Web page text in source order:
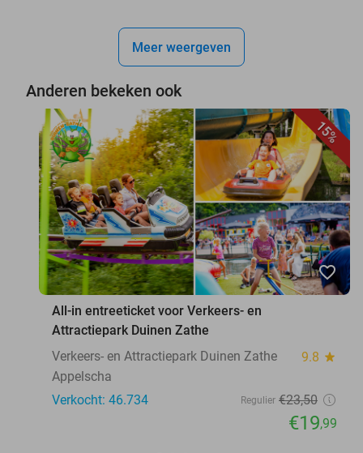
Meer weergeven
Anderen bekeken ook
15%
favorite_border
All-in entreeticket voor Verkeers- en
Attractiepark Duinen Zathe
Verkeers- en Attractiepark Duinen Zathe
9.8 star
Appelscha
Verkocht: 46.734
Regulier €23,50
€19,99